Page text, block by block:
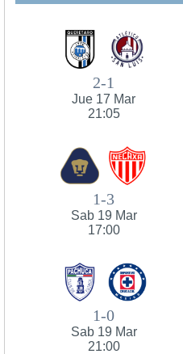
2-1
Jue 17 Mar
21:05
1-3
Sab 19 Mar
17:00
1-0
Sab 19 Mar
21:00